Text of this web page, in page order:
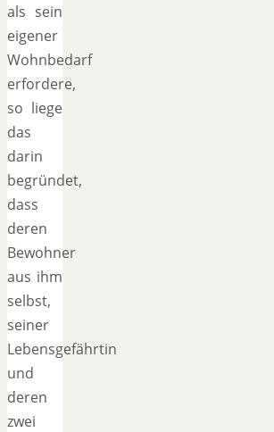
als sein
eigener
Wohnbedarf
erfordere,
so liege
das
darin
begründet,
dass
deren
Bewohner
aus ihm
selbst,
seiner
Lebensgefährtin
und
deren
zwei